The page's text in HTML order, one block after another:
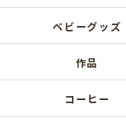
ベビーグッズ
作品
コーヒー